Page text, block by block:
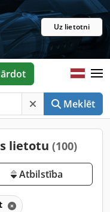
Uz lietotni
Meklēt
lietotu (100)
Atbilstība